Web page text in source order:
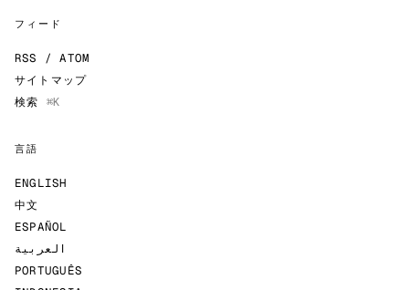
フィード
RSS / ATOM
サイトマップ
検索 ⌘K
言語
ENGLISH
中文
ESPAÑOL
العربية
PORTUGUÊS